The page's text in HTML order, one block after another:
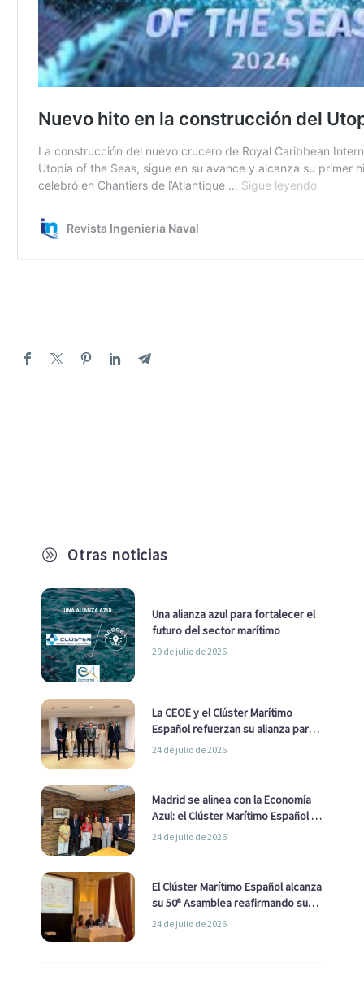
A Otras noticias
Una alianza azul para fortalecer el
futuro del sector marítimo
29 de julio de 2026
La CEOE y el Clúster Marítimo
Español refuerzan su alianza para
impulsar una estrategia Nacional
24 de julio de 2026
Madrid se alinea con la Economía
Azul: el Clúster Marítimo Español y
la Real Liga Naval avanzan alianzas
24 de julio de 2026
El Clúster Marítimo Español alcanza
su 50ª Asamblea reafirmando su
liderazgo en la Economía Azul
24 de julio de 2026